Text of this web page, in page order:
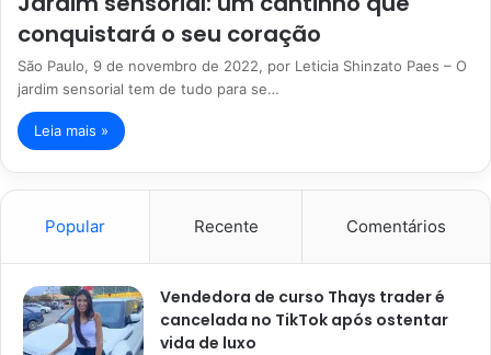
conquistará o seu coração
São Paulo, 9 de novembro de 2022, por Leticia Shinzato Paes – O
jardim sensorial tem de tudo para se…
Leia mais »
Popular Recente Comentários
Vendedora de curso Thays trader é
cancelada no TikTok após ostentar
vida de luxo